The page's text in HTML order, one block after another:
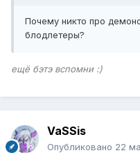
Почему никто про
блодлетеры?
ещё бэтэ вспомни :)
VaSSis
Опубликовано 22